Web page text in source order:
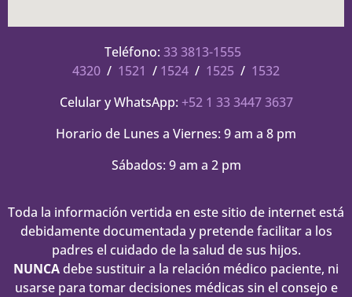
Teléfono: 33 3813-1555
4320 / 1521 / 1524 / 1525 / 1532
Celular y WhatsApp: +52 1 33 3447 3637
Horario de Lunes a Viernes: 9 am a 8 pm
Sábados: 9 am a 2 pm
Toda la información vertida en este sitio de internet está
debidamente documentada y pretende facilitar a los
padres el cuidado de la salud de sus hijos.
NUNCAdebe sustituir a la relación médico paciente, ni
usarse para tomar decisiones médicas sin el consejo e